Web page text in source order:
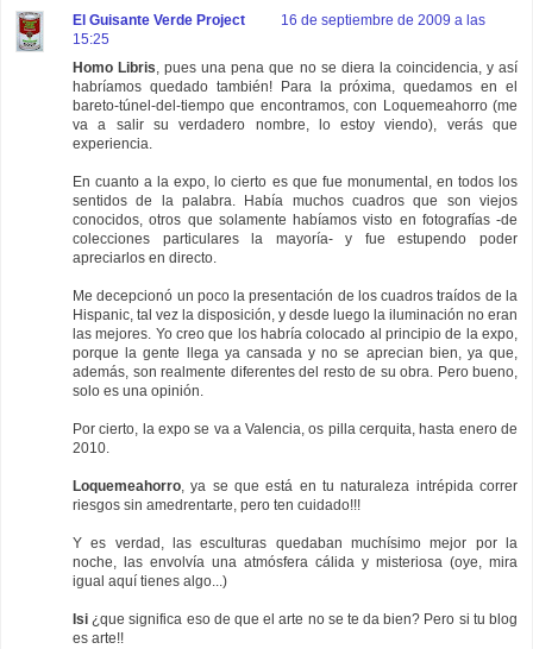
El Guisante Verde Project
16 de septiembre de 2009 a las
15:25
Homo Libris, pues una pena que no se diera la coincidencia, y así
habríamos quedado también! Para la próxima, quedamos en el
bareto-túnel-del-tiempo que encontramos, con Loquemeahorro (me
va a salir su verdadero nombre, lo estoy viendo), verás que
experiencia.
En cuanto a la expo, lo cierto es que fue monumental, en todos los
sentidos de la palabra. Había muchos cuadros que son viejos
conocidos, otros que solamente habíamos visto en fotografías -de
colecciones particulares la mayoría- y fue estupendo poder
apreciarlos en directo.
Me decepcionó un poco la presentación de los cuadros traídos de la
Hispanic, tal vez la disposición, y desde luego la iluminación no eran
las mejores. Yo creo que los habría colocado al principio de la expo,
porque la gente llega ya cansada y no se aprecian bien, ya que,
además, son realmente diferentes del resto de su obra. Pero bueno,
solo es una opinión.
Por cierto, la expo se va a Valencia, os pilla cerquita, hasta enero de
2010.
Loquemeahorro, ya se que está en tu naturaleza intrépida correr
riesgos sin amedrentarte, pero ten cuidado!!!
Y es verdad, las esculturas quedaban muchísimo mejor por la
noche, las envolvía una atmósfera cálida y misteriosa (oye, mira
igual aquí tienes algo...)
Isi ¿que significa eso de que el arte no se te da bien? Pero si tu blog
es arte!!